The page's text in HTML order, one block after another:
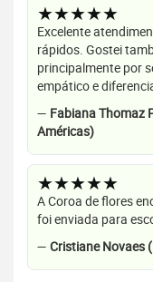
★★★★★
Excelente
rápidos. Gostei
principalmente por
empático e
— Fabiana Thomaz
Américas)
★★★★★
A Coroa de flores
foi enviada para
— Cristiane Novaes